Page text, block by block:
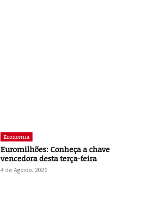
Economia
Euromilhões: Conheça a chave
vencedora desta terça-feira
4 de Agosto, 2026